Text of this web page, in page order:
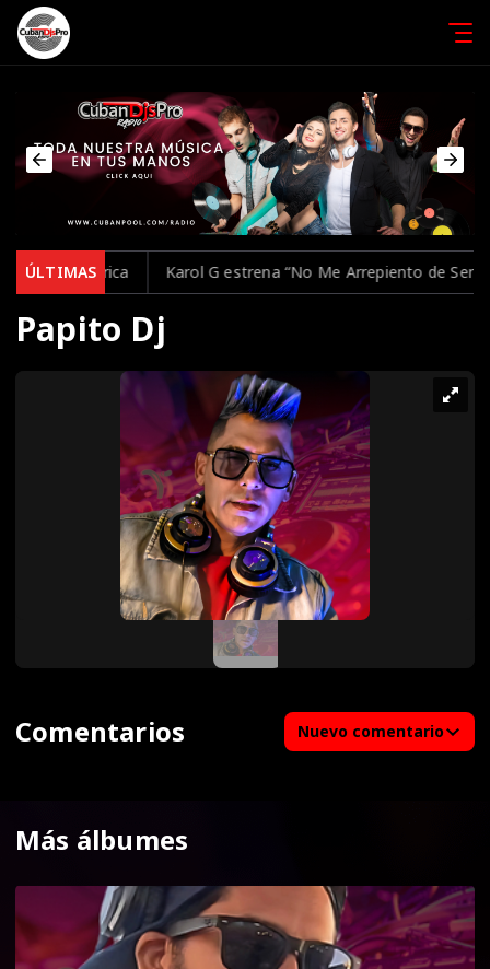
ÚLTIMAS Karol G estrena “No Me Arrepiento de Sentir
Papito Dj
Más álbumes
Comentarios Nuevo comentario